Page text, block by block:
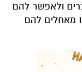
ולאפשר להם
מאחלים להם